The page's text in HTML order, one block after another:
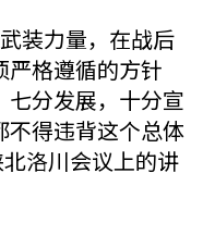
装力量，在战后
严格遵循的方针
分发展，十分宣
得违背这个总体
洛川会议上的讲